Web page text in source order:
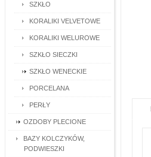
SZKŁO
KORALIKI VELVETOWE
KORALIKI WELUROWE
SZKŁO SIECZKI
SZKŁO WENECKIE
PORCELANA
PERŁY
OZDOBY PLECIONE
BAZY KOLCZYKÓW,
PODWIESZKI